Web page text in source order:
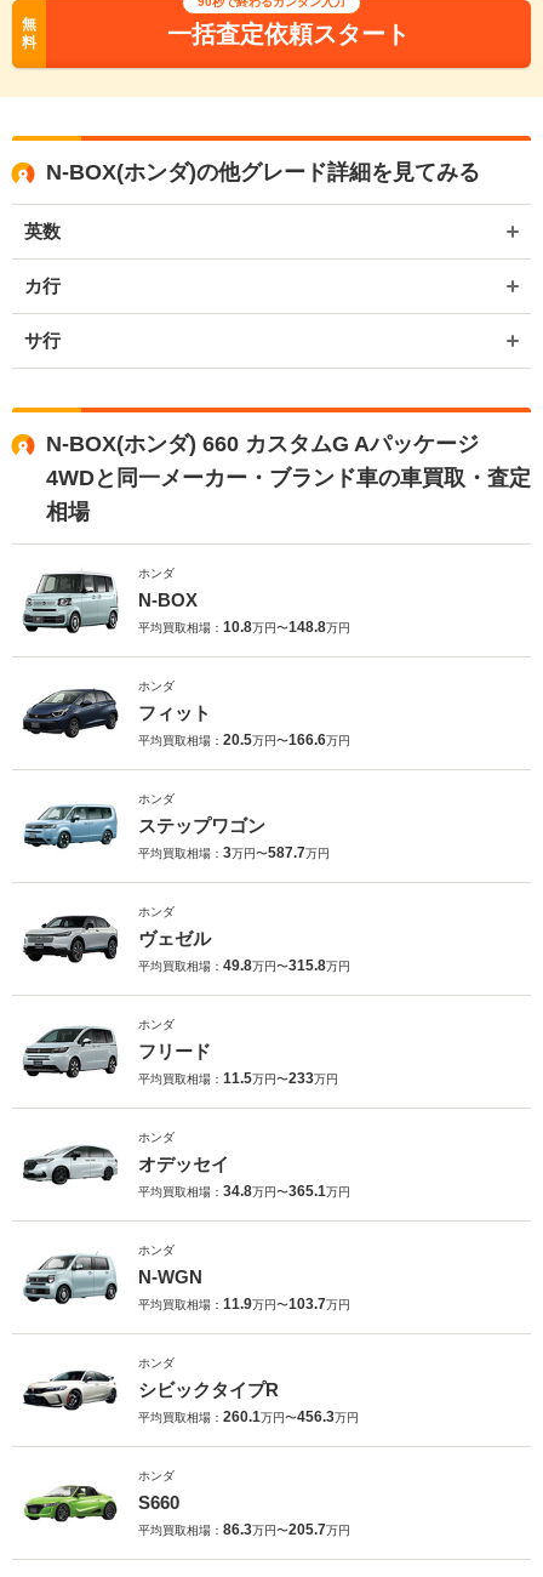
無
料
一括査定依頼スタート
N-BOX(ホンダ)の他グレード詳細を見てみる
英数
カ行
サ行
N-BOX(ホンダ) 660 カスタムG Aパッケージ
4WDと同一メーカー・ブランド車の車買取・査定
相場
ホンダ
N-BOX
平均買取相場： 10.8万円〜148.8万円
ホンダ
フィット
平均買取相場： 20.5万円〜166.6万円
ホンダ
ステップワゴン
平均買取相場： 3万円〜587.7万円
ホンダ
ヴェゼル
平均買取相場： 49.8万円〜315.8万円
ホンダ
フリード
平均買取相場： 11.5万円〜233万円
ホンダ
オデッセイ
平均買取相場： 34.8万円〜365.1万円
ホンダ
N-WGN
平均買取相場： 11.9万円〜103.7万円
ホンダ
シビックタイプR
平均買取相場： 260.1万円〜456.3万円
ホンダ
S660
平均買取相場： 86.3万円〜205.7万円